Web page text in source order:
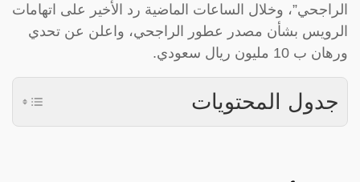
الراجحي”، وخلال الساعات الماضية رد الأخير على اتهامات
الرويس بشأن مصدر عطور الراجحي، واعلن عن تحدي
ورهان ب 10 مليون ريال سعودي.
جدول المحتويات